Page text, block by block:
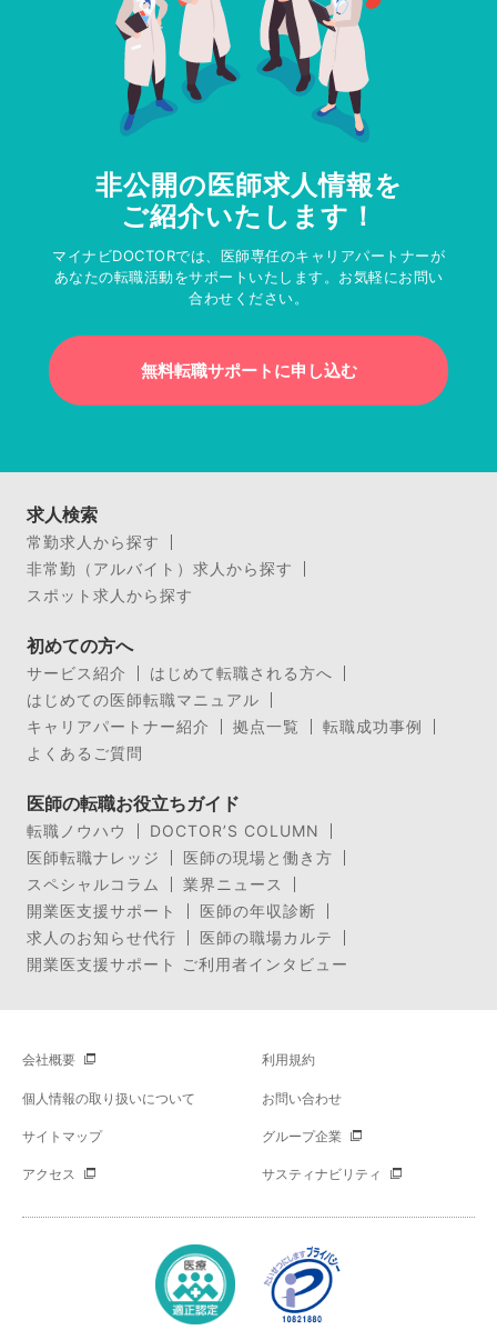
非公開の医師求人情報を
ご紹介いたします！
マイナビDOCTORでは、医師専任のキャリアパートナーが
あなたの転職活動をサポートいたします。お気軽にお問い
合わせください。
無料転職サポートに申し込む
求人検索
常勤求人から探す
非常勤（アルバイト）求人から探す
スポット求人から探す
初めての方へ
サービス紹介
はじめて転職される方へ
はじめての医師転職マニュアル
キャリアパートナー紹介
拠点一覧
転職成功事例
よくあるご質問
医師の転職お役立ちガイド
転職ノウハウ
DOCTOR’S COLUMN
医師転職ナレッジ
医師の現場と働き方
スペシャルコラム
業界ニュース
開業医支援サポート
医師の年収診断
求人のお知らせ代行
医師の職場カルテ
開業医支援サポート ご利用者インタビュー
会社概要 利用規約
個人情報の取り扱いについて お問い合わせ
サイトマップ グループ企業
アクセス サスティナビリティ